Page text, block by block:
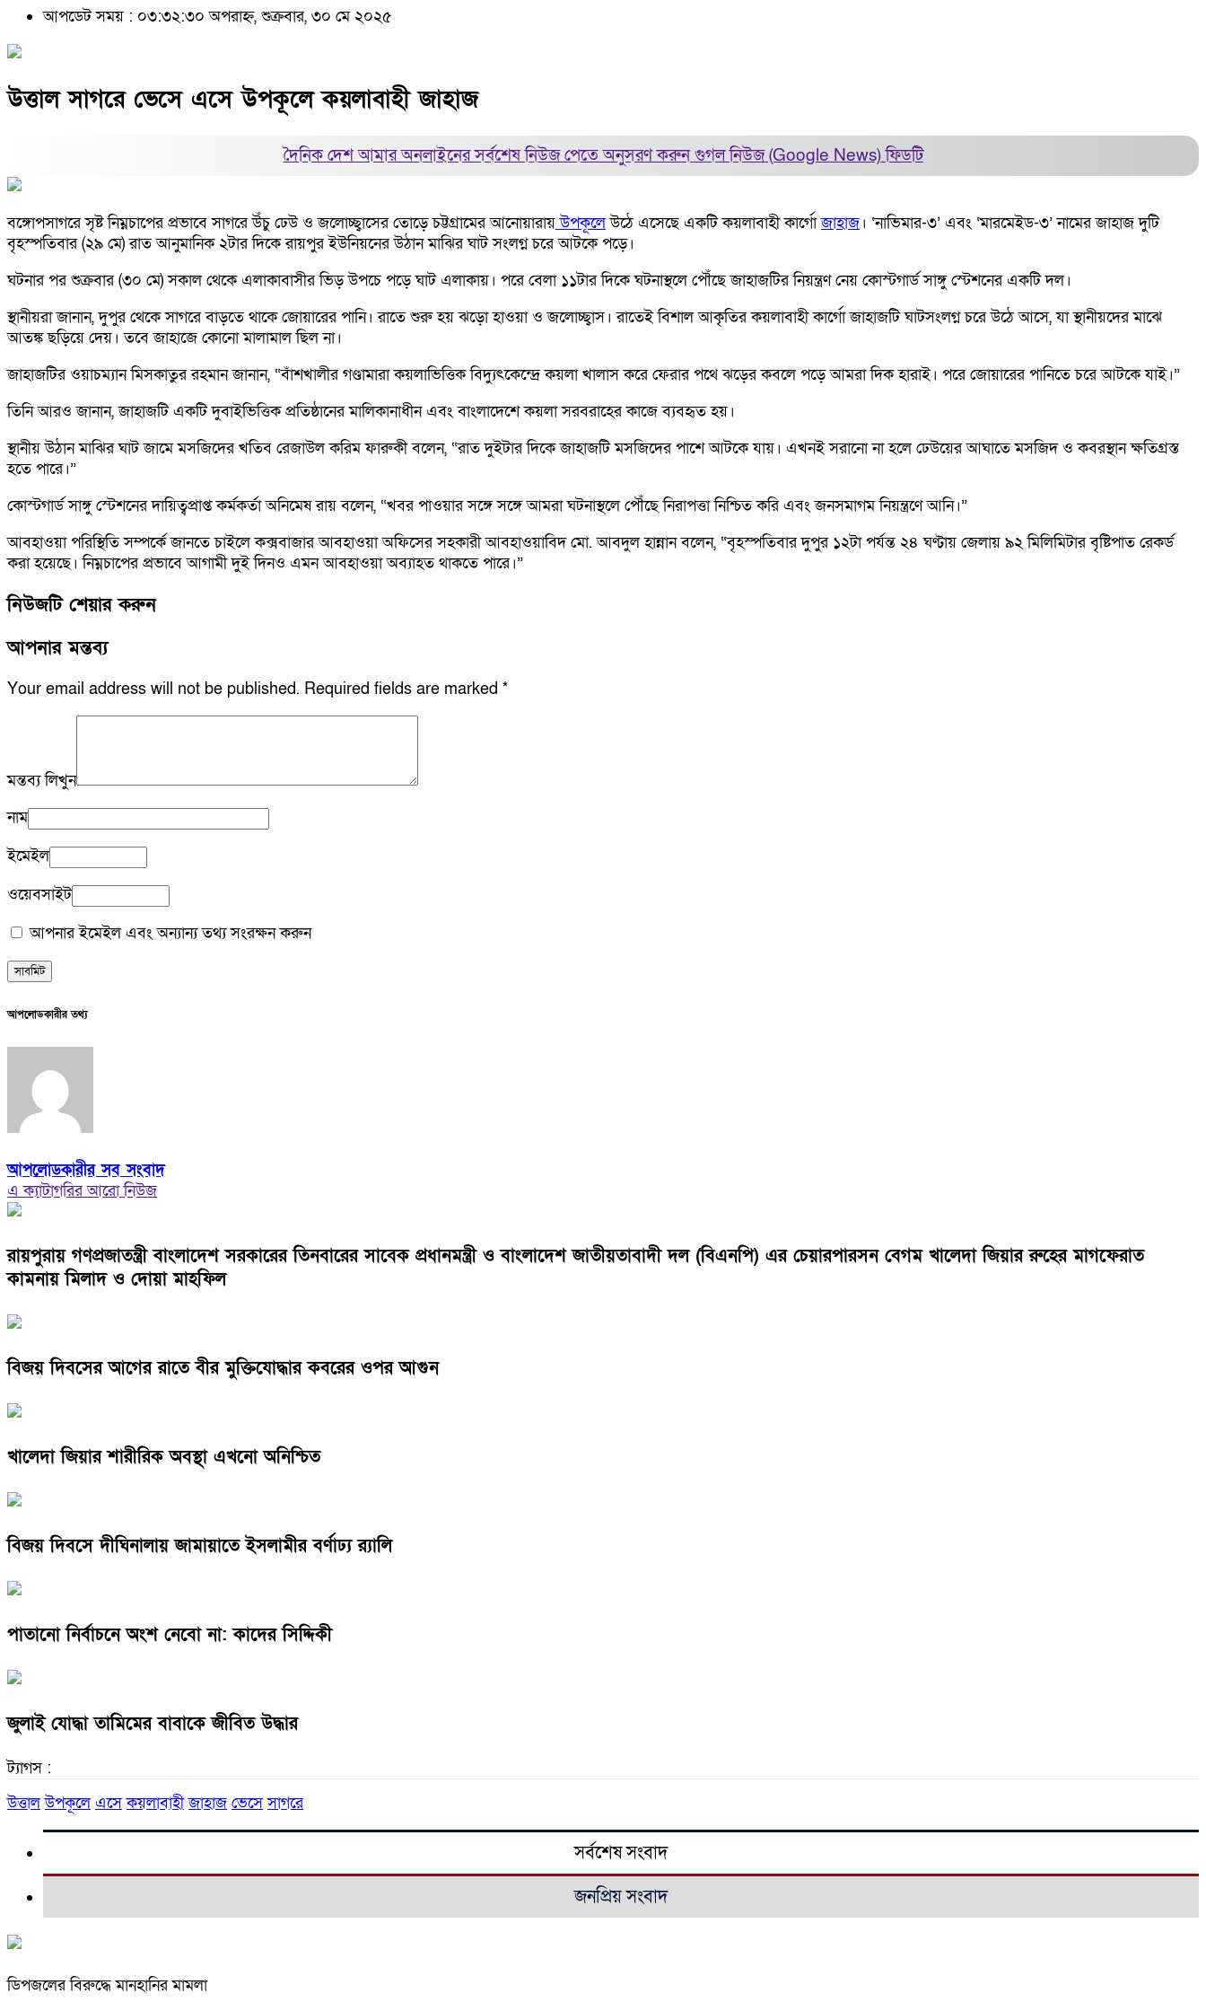
আপডেট সময় : ০৩:৩২:৩০ অপরাহ্ন, শুক্রবার, ৩০ মে ২০২৫
উত্তাল সাগরে ভেসে এসে উপকূলে কয়লাবাহী জাহাজ
দৈনিক দেশ আমার অনলাইনের সর্বশেষ নিউজ পেতে অনুসরণ করুনগুগল নিউজ (Google News)ফিডটি
বঙ্গোপসাগরে সৃষ্ট নিম্নচাপের প্রভাবে সাগরে উঁচু ঢেউ ও জলোচ্ছ্বাসের তোড়ে চট্টগ্রামের আনোয়ারায়উপকূলেউঠে এসেছে একটি কয়লাবাহী কার্গোজাহাজ। ‘নাভিমার-৩’ এবং ‘মারমেইড-৩’ নামের জাহাজ দুটি
বৃহস্পতিবার (২৯ মে) রাত আনুমানিক ২টার দিকে রায়পুর ইউনিয়নের উঠান মাঝির ঘাট সংলগ্ন চরে আটকে পড়ে।
ঘটনার পর শুক্রবার (৩০ মে) সকাল থেকে এলাকাবাসীর ভিড় উপচে পড়ে ঘাট এলাকায়। পরে বেলা ১১টার দিকে ঘটনাস্থলে পৌঁছে জাহাজটির নিয়ন্ত্রণ নেয় কোস্টগার্ড সাঙ্গু স্টেশনের একটি দল।
স্থানীয়রা জানান, দুপুর থেকে সাগরে বাড়তে থাকে জোয়ারের পানি। রাতে শুরু হয় ঝড়ো হাওয়া ও জলোচ্ছ্বাস। রাতেই বিশাল আকৃতির কয়লাবাহী কার্গো জাহাজটি ঘাটসংলগ্ন চরে উঠে আসে, যা স্থানীয়দের মাঝে
আতঙ্ক ছড়িয়ে দেয়। তবে জাহাজে কোনো মালামাল ছিল না।
জাহাজটির ওয়াচম্যান মিসকাতুর রহমান জানান, “বাঁশখালীর গণ্ডামারা কয়লাভিত্তিক বিদ্যুৎকেন্দ্রে কয়লা খালাস করে ফেরার পথে ঝড়ের কবলে পড়ে আমরা দিক হারাই। পরে জোয়ারের পানিতে চরে আটকে যাই।”
তিনি আরও জানান, জাহাজটি একটি দুবাইভিত্তিক প্রতিষ্ঠানের মালিকানাধীন এবং বাংলাদেশে কয়লা সরবরাহের কাজে ব্যবহৃত হয়।
স্থানীয় উঠান মাঝির ঘাট জামে মসজিদের খতিব রেজাউল করিম ফারুকী বলেন, “রাত দুইটার দিকে জাহাজটি মসজিদের পাশে আটকে যায়। এখনই সরানো না হলে ঢেউয়ের আঘাতে মসজিদ ও কবরস্থান ক্ষতিগ্রস্ত
হতে পারে।”
কোস্টগার্ড সাঙ্গু স্টেশনের দায়িত্বপ্রাপ্ত কর্মকর্তা অনিমেষ রায় বলেন, “খবর পাওয়ার সঙ্গে সঙ্গে আমরা ঘটনাস্থলে পৌঁছে নিরাপত্তা নিশ্চিত করি এবং জনসমাগম নিয়ন্ত্রণে আনি।”
আবহাওয়া পরিস্থিতি সম্পর্কে জানতে চাইলে কক্সবাজার আবহাওয়া অফিসের সহকারী আবহাওয়াবিদ মো. আবদুল হান্নান বলেন, “বৃহস্পতিবার দুপুর ১২টা পর্যন্ত ২৪ ঘণ্টায় জেলায় ৯২ মিলিমিটার বৃষ্টিপাত রেকর্ড
করা হয়েছে। নিম্নচাপের প্রভাবে আগামী দুই দিনও এমন আবহাওয়া অব্যাহত থাকতে পারে।”
নিউজটি শেয়ার করুন
আপনার মন্তব্য
Your email address will not be published. Required fields are marked *
মন্তব্য লিখুন
নাম
ইমেইল
ওয়েবসাইট
আপনার ইমেইল এবং অন্যান্য তথ্য সংরক্ষন করুন
আপলোডকারীর তথ্য
আপলোডকারীর সব সংবাদ
এ ক্যাটাগরির আরো নিউজ
রায়পুরায় গণপ্রজাতন্ত্রী বাংলাদেশ সরকারের তিনবারের সাবেক প্রধানমন্ত্রী ও বাংলাদেশ জাতীয়তাবাদী দল (বিএনপি) এর চেয়ারপারসন বেগম খালেদা জিয়ার রুহের মাগফেরাত
কামনায় মিলাদ ও দোয়া মাহফিল
বিজয় দিবসের আগের রাতে বীর মুক্তিযোদ্ধার কবরের ওপর আগুন
খালেদা জিয়ার শারীরিক অবস্থা এখনো অনিশ্চিত
বিজয় দিবসে দীঘিনালায় জামায়াতে ইসলামীর বর্ণাঢ্য র‍্যালি
পাতানো নির্বাচনে অংশ নেবো না: কাদের সিদ্দিকী
জুলাই যোদ্ধা তামিমের বাবাকে জীবিত উদ্ধার
ট্যাগস :
উত্তাল উপকূলে এসে কয়লাবাহী জাহাজ ভেসে সাগরে
সর্বশেষ সংবাদ
জনপ্রিয় সংবাদ
ডিপজলের বিরুদ্ধে মানহানির মামলা